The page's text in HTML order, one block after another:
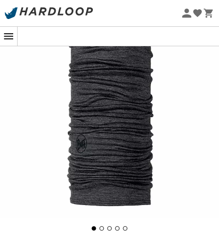
-5% Extra - Kode Summer5